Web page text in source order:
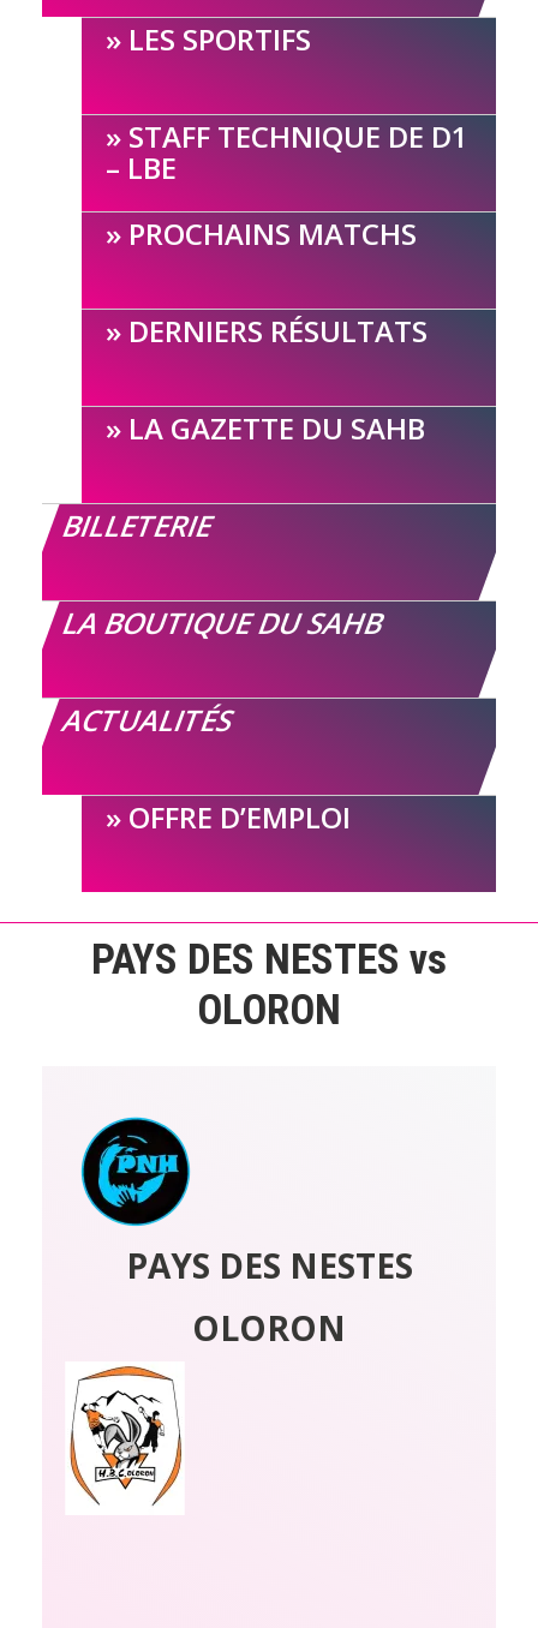
LES SPORTIFS
STAFF TECHNIQUE DE D1
– LBE
PROCHAINS MATCHS
DERNIERS RÉSULTATS
LA GAZETTE DU SAHB
BILLETERIE
LA BOUTIQUE DU SAHB
ACTUALITÉS
OFFRE D’EMPLOI
PAYS DES NESTES vs
OLORON
PAYS DES NESTES
OLORON